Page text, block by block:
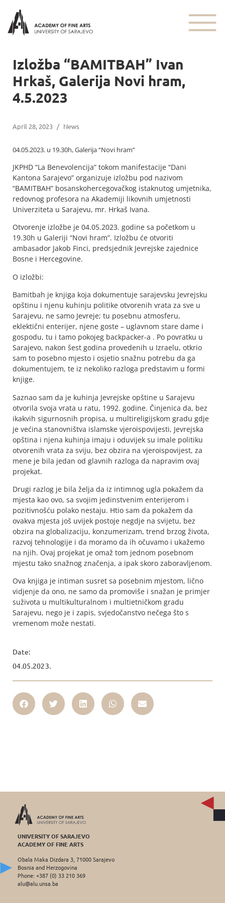
Izložba “BAMITBAH” Ivan
Hrkaš, Galerija Novi hram,
4.5.2023
April 28, 2023 / News
04.05.2023. u 19.30h, Galerija “Novi hram”
JKPHD “La Benevolencija” tokom manifestacije “Dani
Kantona Sarajevo” organizuje izložbu pod nazivom
“BAMITBAH” bosanskohercegovačkog istaknutog umjetnika,
redovnog profesora na Akademiji likovnih umjetnosti
Univerziteta u Sarajevu, mr. Hrkaš Ivana.
Otvorenje izložbe je 04.05.2023. godine sa početkom u
19.30h u Galeriji “Novi hram”. Izložbu će otvoriti
ambasador Jakob Finci, predsjednik Jevrejske zajednice
Bosne i Hercegovine.
O izložbi:
Bamitbah je knjiga koja dokumentuje sarajevsku Jevrejsku
opštinu i njenu kuhinju politike otvorenih vrata za sve u
Sarajevu, ne samo Jevreje; tu posebnu atmosferu,
eklektični enterijer, njene goste – uglavnom stare dame i
gospodu, tu i tamo pokojeg backpacker-a . Po povratku u
Sarajevo, nakon šest godina provedenih u Izraelu, otkrio
sam to posebno mjesto i osjetio snažnu potrebu da ga
dokumentujem, te iz nekoliko razloga predstavim u formi
knjige.
Saznao sam da je kuhinja Jevrejske opštine u Sarajevu
otvorila svoja vrata u ratu, 1992. godine. Činjenica da, bez
ikakvih sigurnosnih propisa, u multireligijskom gradu gdje
je većina stanovništva islamske vjeroispovijesti, Jevrejska
opština i njena kuhinja imaju i oduvijek su imale politiku
otvorenih vrata za sviju, bez obzira na vjeroispovijest, za
mene je bila jedan od glavnih razloga da napravim ovaj
projekat.
Drugi razlog je bila želja da iz intimnog ugla pokažem da
mjesta kao ovo, sa svojim jedinstvenim enterijerom i
pozitivnošću polako nestaju. Htio sam da pokažem da
ovakva mjesta još uvijek postoje negdje na svijetu, bez
obzira na globalizaciju, konzumerizam, trend brzog života,
razvoj tehnologije i da moramo da ih očuvamo i ukažemo
na njih. Ovaj projekat je omaž tom jednom posebnom
mjestu tako snažnog značenja, a ipak skoro zaboravljenom.
Ova knjiga je intiman susret sa posebnim mjestom, lično
vidjenje da ono, ne samo da promoviše i snažan je primjer
suživota u multikulturalnom i multietničkom gradu
Sarajevu, nego je i zapis, svjedočanstvo nečega što s
vremenom može nestati.
Date:
04.05.2023.
UNIVERSITY OF SARAJEVO
ACADEMY OF FINE ARTS
Obala Maka Dizdara 3, 71000 Sarajevo
Bosnia and Herzogovina
Phone: +387 (0) 33 210 369
alu@alu.unsa.ba